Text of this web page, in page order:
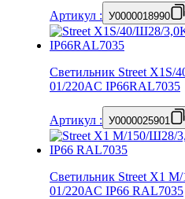
Артикул : У0000018990
Светильник Street
01/220AC IP66RAL7035
Артикул : У0000025901
Светильник Street X1
01/220AC IP66 RAL7035